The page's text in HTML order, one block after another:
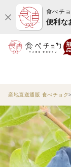
食べチ
便利な
産地直送通販 食べチョク